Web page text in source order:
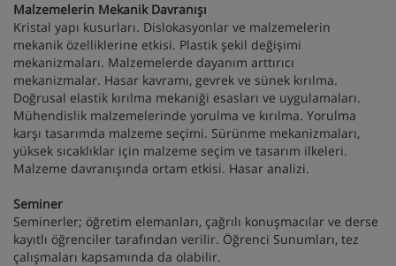
Malzemelerin Mekanik Davranışı
Kristal yapı kusurları. Dislokasyonlar ve malzemelerin
mekanik özelliklerine etkisi. Plastik şekil değişimi
mekanizmaları. Malzemelerde dayanım arttırıcı
mekanizmalar. Hasar kavramı, gevrek ve sünek kırılma.
Doğrusal elastik kırılma mekaniği esasları ve uygulamaları.
Mühendislik malzemelerinde yorulma ve kırılma. Yorulma
karşı tasarımda malzeme seçimi. Sürünme mekanizmaları,
yüksek sıcaklıklar için malzeme seçim ve tasarım ilkeleri.
Malzeme davranışında ortam etkisi. Hasar analizi.
Seminer
Seminerler; öğretim elemanları, çağrılı konuşmacılar ve derse
kayıtlı öğrenciler tarafından verilir. Öğrenci Sunumları, tez
çalışmaları kapsamında da olabilir.